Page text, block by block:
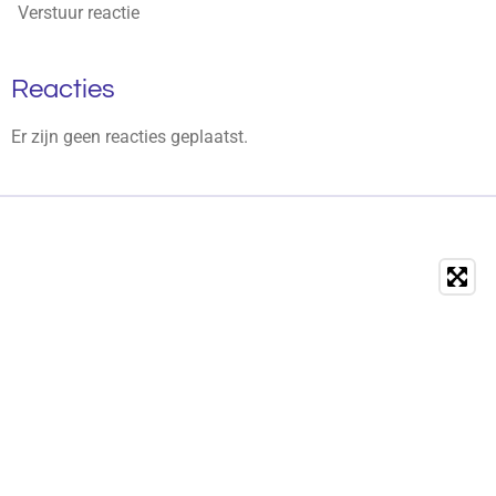
Verstuur reactie
Reacties
Er zijn geen reacties geplaatst.